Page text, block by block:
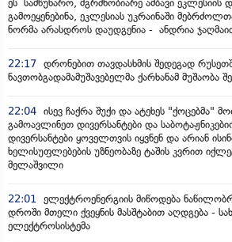
ეს სამწუხარო, მგრძნობიარე ამბავი ეკლესიის
გამოეყენებინა, ეკლესიას უკრაინაში
ნორმა არასდროს დაუდგენია - ანდრია
22:17 დრონებით თავდასხმის შედეგად
ნავთობგადამამუშავებელმა ქარხანამ მუშაობა
22:04 ისევ ჩაქრა შუქი და ატეხეს "ქოცებმა"
გამოავლინეთ დივერსანტები და
დივერსანტები ყოველთვის იყვნენ და არიან
ხელისუფლებების უზნეობაზე ტაშის კვრით
მელაშვილი
22:01
ელექტროენერგიის მიწოდება
დროში მთელი ქვეყნის მასშტაბით აღდგება -
ელექტროსისტემა